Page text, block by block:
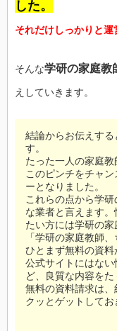
した。
それだけしっかりと
そんな学研の家庭教
えしていきます。
結論からお伝えす
す。
たった一人の家庭教
このピンチをチャ
ーとなりました。
これらの点から学
な業者と言えます
たい方には学研の家
「学研の家庭教師
ひとまず無料の資料
公式サイトにはな
ど、良質な内容をた
無料の資料請求は
クッとゲットしてお